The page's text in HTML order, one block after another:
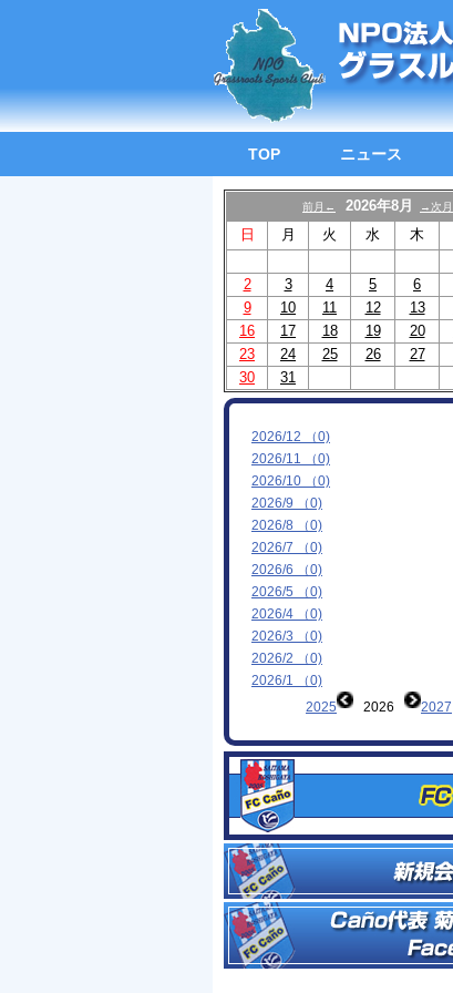
TOP ニュース
前月← 2026年8月 →次月
日 月 火 水 木
2
3 4 5 6
9
10 11 12 13
16
17 18 19 20
23
24 25 26 27
30
31
2026/12 （0)
2026/11 （0)
2026/10 （0)
2026/9 （0)
2026/8 （0)
2026/7 （0)
2026/6 （0)
2026/5 （0)
2026/4 （0)
2026/3 （0)
2026/2 （0)
2026/1 （0)
2025
2026 2027